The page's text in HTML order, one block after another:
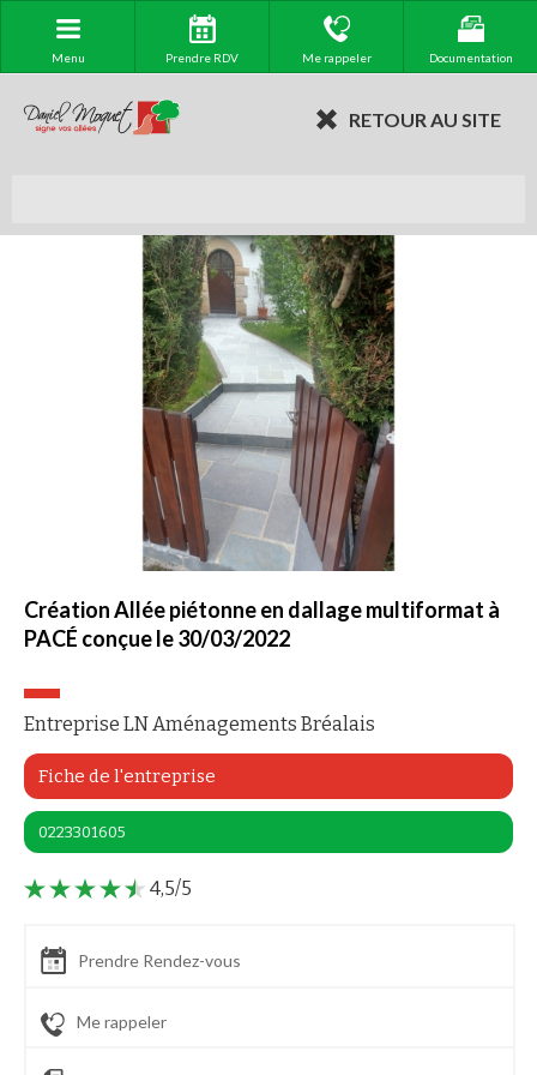
Menu Prendre RDV Me rappeler Documentation
RETOUR AU SITE
Création Allée piétonne en dallage multiformat à
PACÉ conçue le 30/03/2022
Entreprise LN Aménagements Bréalais
Fiche de l'entreprise
0223301605
4,5/5
Prendre Rendez-vous
Me rappeler